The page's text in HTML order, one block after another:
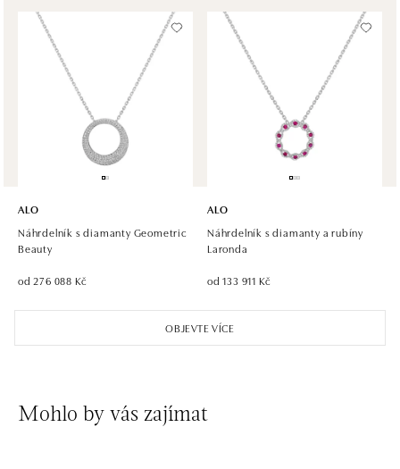
dnes otevřeno do 21:00
ALO diamonds, Westfield, Praha 4 - Chodov
Roztylská 2321/19, 148 00 Praha 4 - Chodov
tel.: +420 773 585 559, +420 730 802 800
dnes otevřeno do 21:00
ALO diamonds Hilton, Košice
otevřeno v Pondělí od 09:00
Einsteinova 18, 851 01 Bratislava
ALO diamonds OC Avion, Bratislava
Ivanská cesta 16, 821 04 Bratislava
OBJEVTE VÍCE
ALO
Náhrdelník s diamanty Geometric
Beauty
od 276 088 Kč
ALO
Náhrdelník s diamanty a rubíny
Laronda
od 133 911 Kč
Mohlo by vás zajímat